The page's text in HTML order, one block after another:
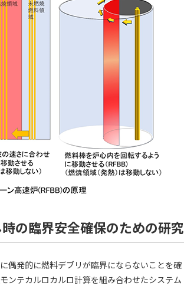
の臨界安全確保のための研究
偶発的に燃料デブリが臨界にならないことを確
ンテカルロカルロ計算を組み合わせたシステム